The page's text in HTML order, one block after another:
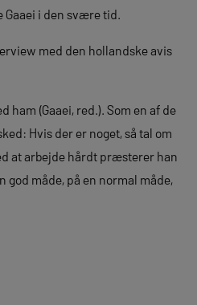
Gaaei i den svære tid.
med den hollandske avis
ham (Gaaei, red.). Som en af de
Hvis der er noget, så tal om
at arbejde hårdt præsterer han
god måde, på en normal måde,